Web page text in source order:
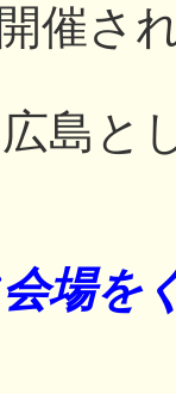
催さ
島と
場を